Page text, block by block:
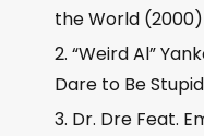
the World (2000)
“Weird Al”
Dare to Be
Dr. Dre Feat.